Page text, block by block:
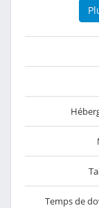
Temps de